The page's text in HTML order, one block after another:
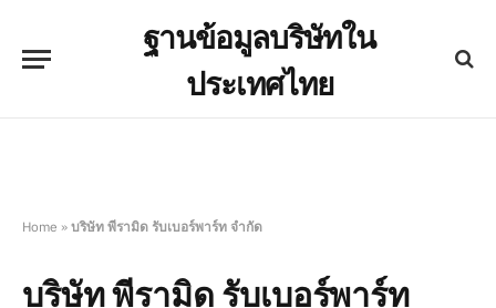
ฐานข้อมูลบริษัทใน
ประเทศไทย
Home » บริษัท พีรามิด รับเบอร์พาร์ท จำกัด
บริษัท พีรามิด รับเบอร์พาร์ท